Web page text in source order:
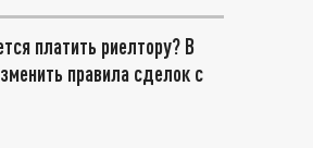
платить риелтору? В
правила сделок с